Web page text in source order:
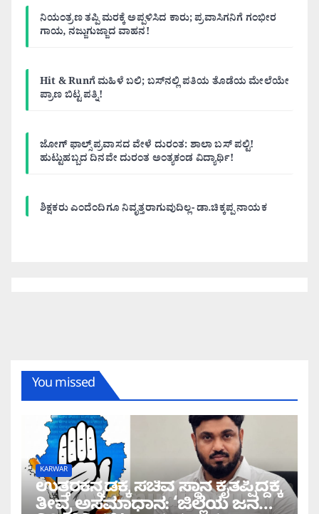
ನಿಯಂತ್ರಣ ತಪ್ಪಿ ಮರಕ್ಕೆ ಅಪ್ಪಳಿಸಿದ ಕಾರು; ಪ್ರವಾಸಿಗನಿಗೆ ಗಂಭೀರ
ಗಾಯ, ನಜ್ಜುಗುಜ್ಜಾದ ವಾಹನ!
Hit & Runಗೆ ಮಹಿಳೆ ಬಲಿ; ಬಸ್‌ನಲ್ಲಿ ಪತಿಯ ತೊಡೆಯ ಮೇಲೆಯೇ
ಪ್ರಾಣ ಬಿಟ್ಟ ಪತ್ನಿ!
ಜೋಗ್ ಫಾಲ್ಸ್ ಪ್ರವಾಸದ ವೇಳೆ ದುರಂತ: ಶಾಲಾ ಬಸ್ ಪಲ್ಟಿ!
ಹುಟ್ಟುಹಬ್ಬದ ದಿನವೇ ದುರಂತ ಅಂತ್ಯಕಂಡ ವಿದ್ಯಾರ್ಥಿ!
ಶಿಕ್ಷಕರು ಎಂದೆಂದಿಗೂ ನಿವೃತ್ತರಾಗುವುದಿಲ್ಲ- ಡಾ.ಚಿಕ್ಕಪ್ಪ ನಾಯಕ
You missed
KARWAR
ಉತ್ತರಕನ್ನಡಕ್ಕೆ ಸಚಿವ ಸ್ಥಾನ ಕೈತಪ್ಪಿದ್ದಕ್ಕೆ
ತೀವ್ರ ಅಸಮಾಧಾನ: ‘ಜಿಲ್ಲೆಯ ಜನರ